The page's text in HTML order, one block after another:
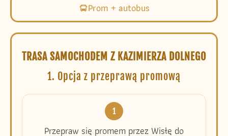
Prom + autobus
TRASA SAMOCHODEM Z KAZIMIERZA DOLNEGO
1. Opcja z przeprawą promową
1
Przepraw się promem przez Wisłę do